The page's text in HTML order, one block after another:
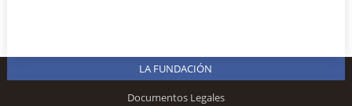
LA FUNDACIÓN
Documentos Legales